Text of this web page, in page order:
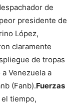
de
presidente de
López,
claramente
de tropas
Venezuela a
(Fanb).Fuerzas
el tiempo,